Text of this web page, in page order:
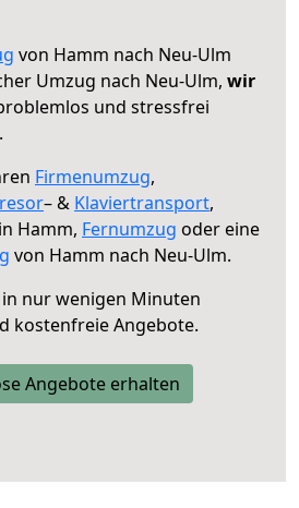
von Hamm nach Neu-Ulm
Umzug nach Neu-Ulm, wir
und stressfrei
Firmenumzug,
– & Klaviertransport,
in Hamm, Fernumzug oder eine
von Hamm nach Neu-Ulm.
in nur wenigen Minuten
kostenfreie Angebote.
Angebote erhalten